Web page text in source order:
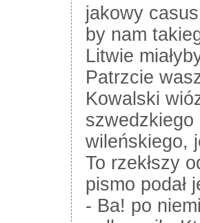
jakowy
by nam
Litwie
Patrzcie
Kowalski
wileńskiego,
To rzekłszy
pismo podał
- Ba! po